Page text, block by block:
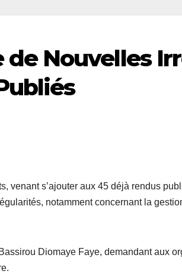
de Nouvelles
venant s’ajouter aux 45 déjà rendus
notamment concernant la
Diomaye Faye, demandant aux